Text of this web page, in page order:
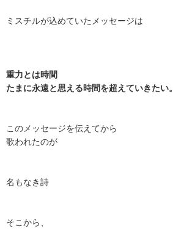
ミスチルが込めていたメッセージは
重力とは時間
たまに永遠と思える時間を超えていきたい。
このメッセージを伝えてから
歌われたのが
名もなき詩
そこから、